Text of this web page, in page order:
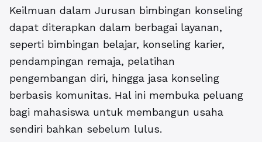
Keilmuan dalam Jurusan bimbingan konseling
dapat diterapkan dalam berbagai layanan,
seperti bimbingan belajar, konseling karier,
pendampingan remaja, pelatihan
pengembangan diri, hingga jasa konseling
berbasis komunitas. Hal ini membuka peluang
bagi mahasiswa untuk membangun usaha
sendiri bahkan sebelum lulus.